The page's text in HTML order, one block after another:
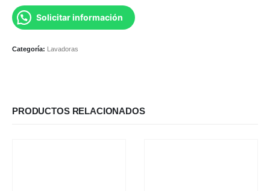
Solicitar información
Categoría: Lavadoras
PRODUCTOS RELACIONADOS